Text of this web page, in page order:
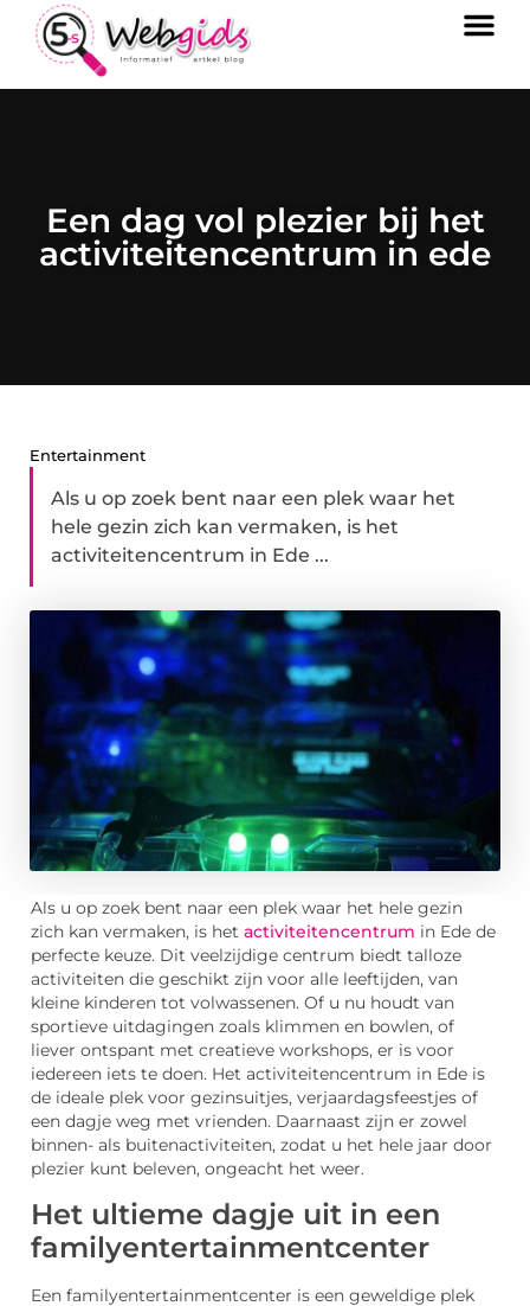
Een dag vol plezier bij het
activiteitencentrum in ede
Entertainment
Als u op zoek bent naar een plek waar het
hele gezin zich kan vermaken, is het
activiteitencentrum in Ede ...
Als u op zoek bent naar een plek waar het hele gezin
zich kan vermaken, is het activiteitencentrum in Ede de
perfecte keuze. Dit veelzijdige centrum biedt talloze
activiteiten die geschikt zijn voor alle leeftijden, van
kleine kinderen tot volwassenen. Of u nu houdt van
sportieve uitdagingen zoals klimmen en bowlen, of
liever ontspant met creatieve workshops, er is voor
iedereen iets te doen. Het activiteitencentrum in Ede is
de ideale plek voor gezinsuitjes, verjaardagsfeestjes of
een dagje weg met vrienden. Daarnaast zijn er zowel
binnen- als buitenactiviteiten, zodat u het hele jaar door
plezier kunt beleven, ongeacht het weer.
Het ultieme dagje uit in een
familyentertainmentcenter
Een familyentertainmentcenter is een geweldige plek